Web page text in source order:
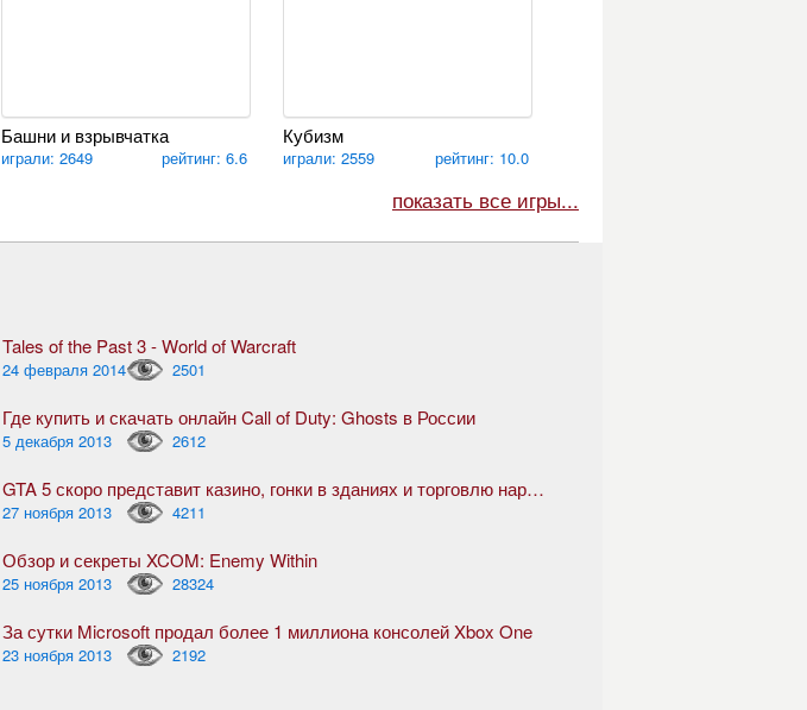
Башни и взрывчатка
играли: 2649 рейтинг: 6.6
Кубизм
играли: 2559 рейтинг: 10.0
показать все игры...
Tales of the Past 3 - World of Warcraft
24 февраля 2014 2501
Где купить и скачать онлайн Call of Duty: Ghosts в России
5 декабря 2013 2612
GTA 5 скоро представит казино, гонки в зданиях и торговлю наркотиками
27 ноября 2013 4211
Обзор и секреты XCOM: Enemy Within
25 ноября 2013 28324
За сутки Microsoft продал более 1 миллиона консолей Xbox One
23 ноября 2013 2192